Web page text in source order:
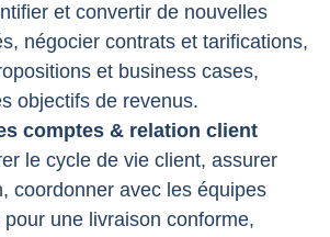
et convertir de nouvelles
négocier contrats et tarifications,
et business cases,
objectifs de revenus.
comptes & relation client
le cycle de vie client, assurer
coordonner avec les équipes
une livraison conforme,